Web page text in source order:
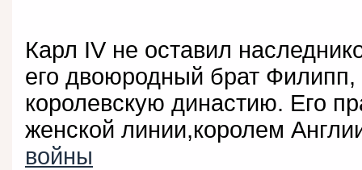
Карл IV не оставил
его двоюродный брат
королевскую династию. Его
женской линии,королем
войны